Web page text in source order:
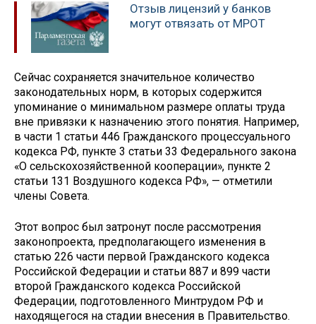
Отзыв лицензий у банков
могут отвязать от МРОТ
Сейчас сохраняется значительное количество
законодательных норм, в которых содержится
упоминание о минимальном размере оплаты труда
вне привязки к назначению этого понятия. Например,
в части 1 статьи 446 Гражданского процессуального
кодекса РФ, пункте 3 статьи 33 Федерального закона
«О сельскохозяйственной кооперации», пункте 2
статьи 131 Воздушного кодекса РФ», — отметили
члены Совета.
Этот вопрос был затронут после рассмотрения
законопроекта, предполагающего изменения в
статью 226 части первой Гражданского кодекса
Российской Федерации и статьи 887 и 899 части
второй Гражданского кодекса Российской
Федерации, подготовленного Минтрудом РФ и
находящегося на стадии внесения в Правительство.